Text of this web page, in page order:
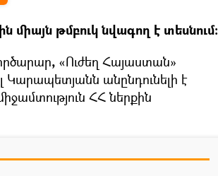
թմբուկ նվագող է տեսնում։
, «Ուժեղ Հայաստան»
Կարապետյանն անընդունելի է
ՀՀ ներքին